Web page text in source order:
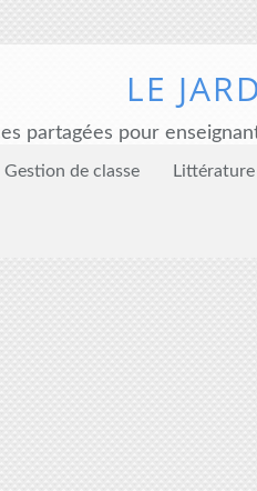
LE
partagées pour
Gestion de classe Littérature